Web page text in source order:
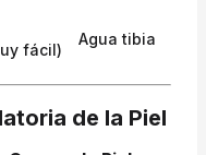
fácil)
Agua tibia
de la Piel